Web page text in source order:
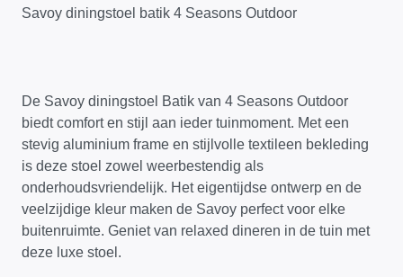
Savoy diningstoel batik 4 Seasons Outdoor
De Savoy diningstoel Batik van 4 Seasons Outdoor
biedt comfort en stijl aan ieder tuinmoment. Met een
stevig aluminium frame en stijlvolle textileen bekleding
is deze stoel zowel weerbestendig als
onderhoudsvriendelijk. Het eigentijdse ontwerp en de
veelzijdige kleur maken de Savoy perfect voor elke
buitenruimte. Geniet van relaxed dineren in de tuin met
deze luxe stoel.